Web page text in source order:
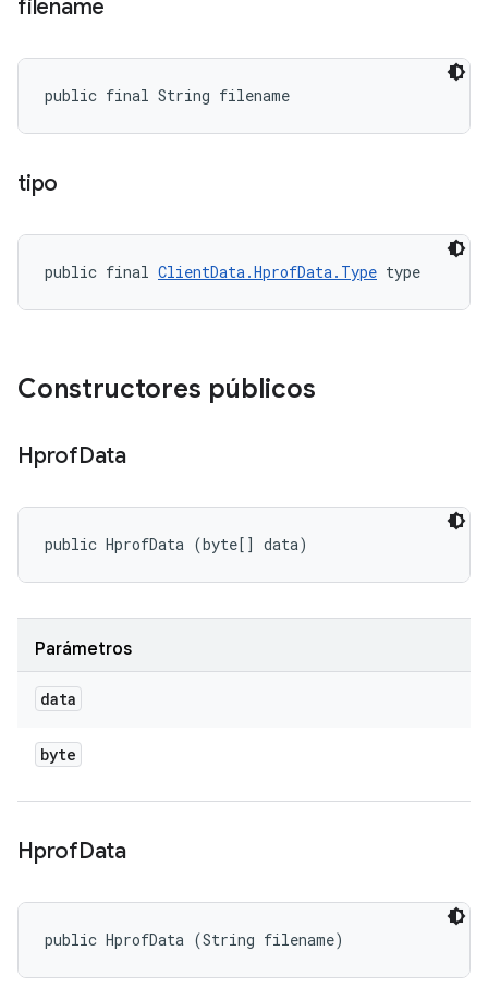
filename
public final String filename
tipo
public final ClientData.HprofData.Type type
Constructores públicos
HprofData
public HprofData (byte[] data)
Parámetros
data
byte
HprofData
public HprofData (String filename)